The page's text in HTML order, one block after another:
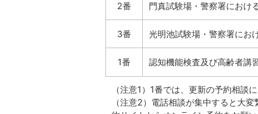
2番 門真試験場・警察署におけ
3番 光明池試験場・警察署にお
1番 認知機能検査及び高齢者講
（注意1）1番では、更新の予約相談
（注意2）電話相談が集中すると大